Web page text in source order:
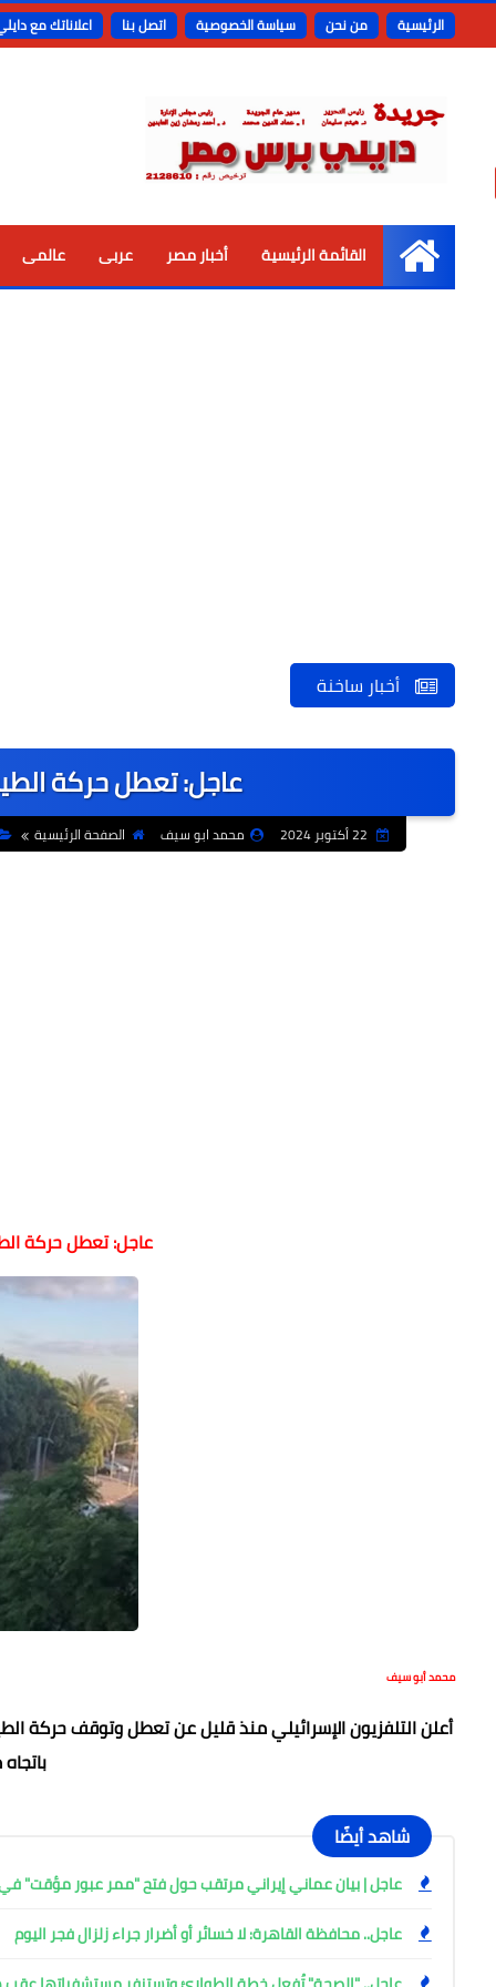
الرئيسية من نحن سياسة الخصوصية اتصل بنا اعلاناتك مع
الرئيسية
القائمة الرئيسية أخبار مصر عربى عالمى
أخبار ساخنة
عاجل: تعطل حركة
محمد ابو سيف الصفحة الرئيسية
عاجل: تعطل حركة
محمد أبو سيف
أعلن التلفزيون الإسرائيلي منذ قليل عن تعطل وتوقف حركة
شاهد أيضًا
عاجل | بيان عماني إيراني مرتقب حول فتح "ممر عبور مؤقت"
عاجل.. محافظة القاهرة: لا خسائر أو أضرار جراء زلزال فجر اليوم